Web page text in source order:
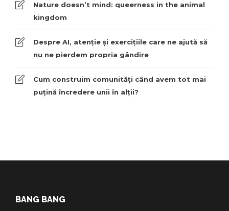
Nature doesn’t mind: queerness in the animal
kingdom
Despre AI, atenție și exercițiile care ne ajută să
nu ne pierdem propria gândire
Cum construim comunități când avem tot mai
puțină încredere unii în alții?
BANG BANG